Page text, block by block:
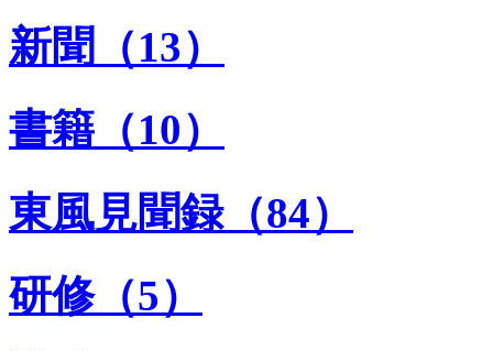
新聞（13）
書籍（10）
東風見聞録（84）
研修（5）